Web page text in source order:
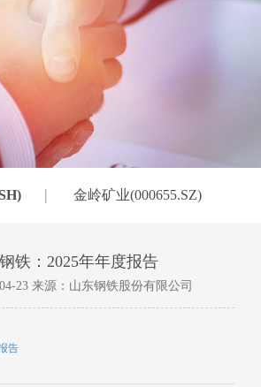
| 金岭矿业(000655.SZ)
铁：2025年年度报告
23 来源：山东钢铁股份有限公司
告